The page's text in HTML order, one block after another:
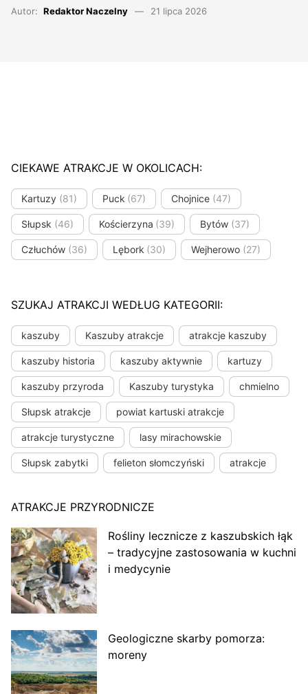
Autor: Redaktor Naczelny 21 lipca 2026
CIEKAWE ATRAKCJE W OKOLICACH:
Kartuzy (81) Puck (67) Chojnice (47)
Słupsk (46) Kościerzyna (39) Bytów (37)
Człuchów (36) Lębork (30) Wejherowo (27)
SZUKAJ ATRAKCJI WEDŁUG KATEGORII:
kaszuby Kaszuby atrakcje atrakcje kaszuby
kaszuby historia kaszuby aktywnie kartuzy
kaszuby przyroda Kaszuby turystyka chmielno
Słupsk atrakcje powiat kartuski atrakcje
atrakcje turystyczne lasy mirachowskie
Słupsk zabytki felieton słomczyński atrakcje
ATRAKCJE PRZYRODNICZE
Rośliny lecznicze z kaszubskich łąk
– tradycyjne zastosowania w kuchni
i medycynie
Geologiczne skarby pomorza:
moreny